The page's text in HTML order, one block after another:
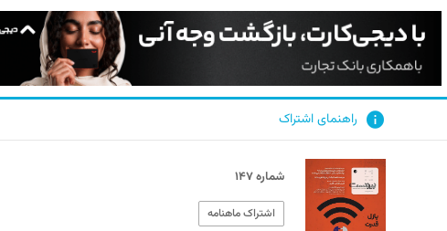
راهنمای اشتراک
شماره ۱۴۷
اشتراک ماهنامه